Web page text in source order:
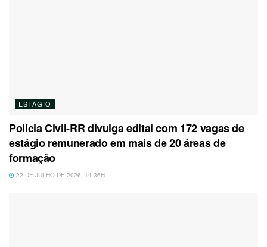
ESTÁGIO
Polícia Civil-RR divulga edital com 172 vagas de
estágio remunerado em mais de 20 áreas de
formação
22 DE JULHO DE 2026, 14:36H